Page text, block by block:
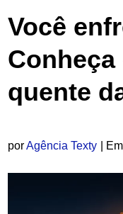
Você
quente
porAgência Texty | Em